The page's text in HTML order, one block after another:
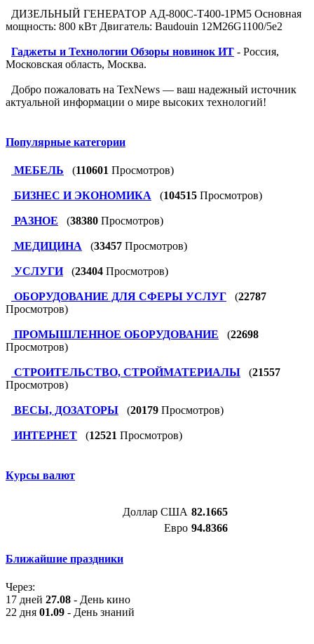
ДИЗЕЛЬНЫЙ ГЕНЕРАТОР АД-800С-Т400-1РМ5 Основная
мощность: 800 кВт Двигатель: Baudouin 12M26G1100/5e2
Гаджеты и Технологии Обзоры новинок ИТ - Россия,
Московская область, Москва.
Добро пожаловать на TexNews — ваш надежный источник
актуальной информации о мире высоких технологий!
Популярные категории
МЕБЕЛЬ (110601 Просмотров)
БИЗНЕС И ЭКОНОМИКА (104515 Просмотров)
РАЗНОЕ (38380 Просмотров)
МЕДИЦИНА (33457 Просмотров)
УСЛУГИ (23404 Просмотров)
ОБОРУДОВАНИЕ ДЛЯ СФЕРЫ УСЛУГ (22787
Просмотров)
ПРОМЫШЛЕННОЕ ОБОРУДОВАНИЕ (22698
Просмотров)
СТРОИТЕЛЬСТВО, СТРОЙМАТЕРИАЛЫ (21557
Просмотров)
ВЕСЫ, ДОЗАТОРЫ (20179 Просмотров)
ИНТЕРНЕТ (12521 Просмотров)
Курсы валют
Доллар США 82.1665
Евро 94.8366
Ближайшие праздники
Через:
17 дней 27.08 - День кино
22 дня 01.09 - День знаний